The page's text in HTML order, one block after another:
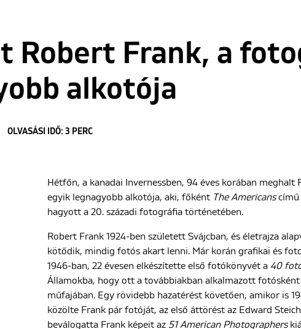
Robert Frank, a
alkotója
OLVASÁSI IDŐ: 3 PERC
Hétfőn, a kanadai Invernessben, 94 éves korában
egyik legnagyobb alkotója, aki, főként The Americanscímű
hagyott a 20. századi fotográfia történetében.
Robert Frank 1924-ben született Svájcban, és életrajza
kötődik, mindig fotós akart lenni. Már korán grafikai és
1946-ban, 22 évesen elkészítette első fotókönyvét a 40
Államokba, hogy ott a továbbiakban alkalmazott
műfajában. Egy rövidebb hazatérést követően, amikor is
közölte Frank pár fotóját, az első áttörést az Edward
beválogatta Frank képeit az 51 American Photographers